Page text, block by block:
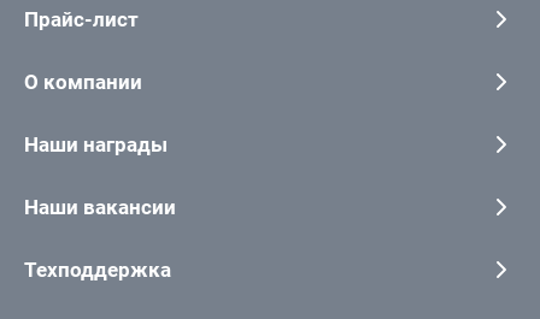
Прайс-лист
О компании
Наши награды
Наши вакансии
Техподдержка